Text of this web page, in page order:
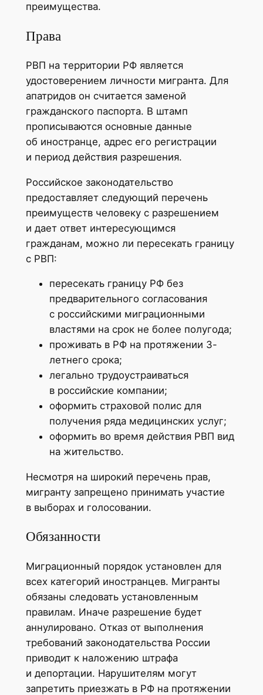
преимущества.
Права
РВП на территории РФ является
удостоверением личности мигранта. Для
апатридов он считается заменой
гражданского паспорта. В штамп
прописываются основные данные
об иностранце, адрес его регистрации
и период действия разрешения.
Российское законодательство
предоставляет следующий перечень
преимуществ человеку с разрешением
и дает ответ интересующимся
гражданам, можно ли пересекать границу
с РВП:
пересекать границу РФ без
предварительного согласования
с российскими миграционными
властями на срок не более полугода;
проживать в РФ на протяжении 3-
летнего срока;
легально трудоустраиваться
в российские компании;
оформить страховой полис для
получения ряда медицинских услуг;
оформить во время действия РВП вид
на жительство.
Несмотря на широкий перечень прав,
мигранту запрещено принимать участие
в выборах и голосовании.
Обязанности
Миграционный порядок установлен для
всех категорий иностранцев. Мигранты
обязаны следовать установленным
правилам. Иначе разрешение будет
аннулировано. Отказ от выполнения
требований законодательства России
приводит к наложению штрафа
и депортации. Нарушителям могут
запретить приезжать в РФ на протяжении